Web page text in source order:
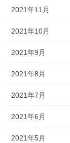
2021年11月
2021年10月
2021年9月
2021年8月
2021年7月
2021年6月
2021年5月